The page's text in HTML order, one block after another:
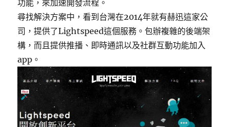
功能，來加速開發流程。
尋找解決方案中，看到台灣在2014年就有赫迅這家公
司，提供了Lightspeed這個服務。包辦複雜的後端架
構，而且提供推播、即時通訊以及社群互動功能加入
app。